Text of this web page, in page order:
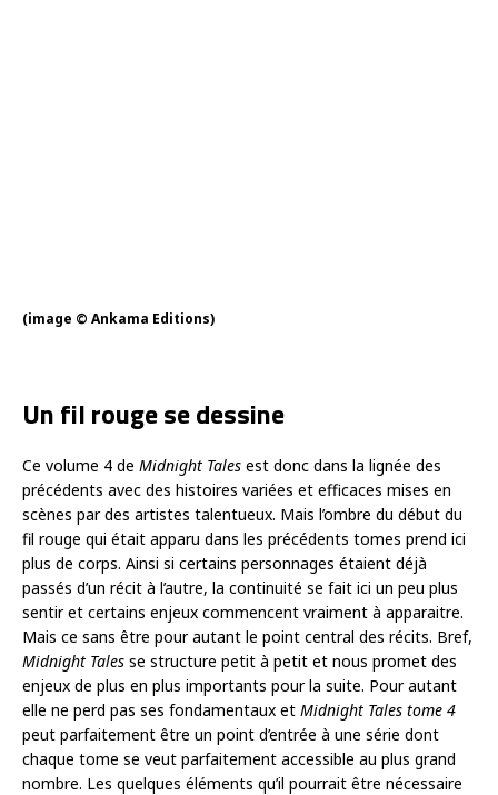
(image © Ankama Editions)
Un fil rouge se dessine
Ce volume 4 de Midnight Tales est donc dans la lignée des
précédents avec des histoires variées et efficaces mises en
scènes par des artistes talentueux. Mais l’ombre du début du
fil rouge qui était apparu dans les précédents tomes prend ici
plus de corps. Ainsi si certains personnages étaient déjà
passés d’un récit à l’autre, la continuité se fait ici un peu plus
sentir et certains enjeux commencent vraiment à apparaitre.
Mais ce sans être pour autant le point central des récits. Bref,
Midnight Tales se structure petit à petit et nous promet des
enjeux de plus en plus importants pour la suite. Pour autant
elle ne perd pas ses fondamentaux et Midnight Tales tome 4
peut parfaitement être un point d’entrée à une série dont
chaque tome se veut parfaitement accessible au plus grand
nombre. Les quelques éléments qu’il pourrait être nécessaire